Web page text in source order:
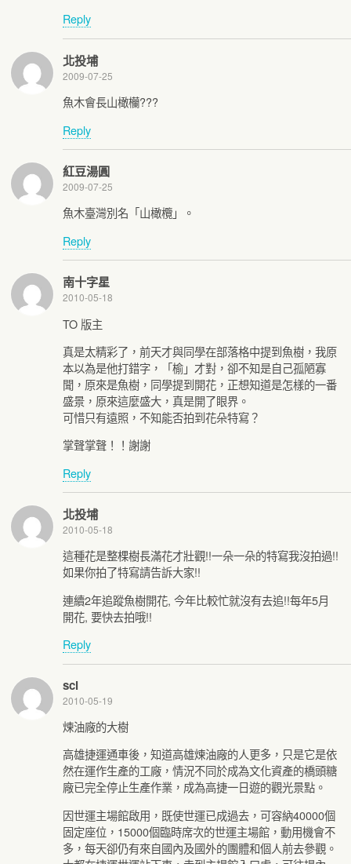
Reply
北投埔
2009-07-25
魚木會長山橄欗???
Reply
紅豆湯圓
2009-07-25
魚木臺灣別名「山橄欖」。
Reply
南十字星
2010-05-18
TO 版主
真是太精彩了，前天才與同學在部落格中提到魚樹，我原
本以為是他打錯字，「榆」才對，卻不知是自己孤陋寡
聞，原來是魚樹，同學提到開花，正想知道是怎樣的一番
盛景，原來這麼盛大，真是開了眼界。
可惜只有遠照，不知能否拍到花朵特寫？
掌聲掌聲！！謝謝
Reply
北投埔
2010-05-18
這種花是整棵樹長滿花才壯觀!!一朵一朵的特寫我沒拍過!!
如果你拍了特寫請告訴大家!!
連續2年追蹤魚樹開花, 今年比較忙就沒有去追!!每年5月
開花, 要快去拍哦!!
Reply
scl
2010-05-19
煉油廠的大樹
高雄捷運通車後，知道高雄煉油廠的人更多，只是它是依
然在運作生產的工廠，情況不同於成為文化資產的橋頭糖
廠已完全停止生產作業，成為高捷一日遊的觀光景點。
因世運主場館啟用，既使世運已成過去，可容納40000個
固定座位，15000個臨時席次的世運主場館，動用機會不
多，每天卻仍有來自國內及國外的團體和個人前去參觀。